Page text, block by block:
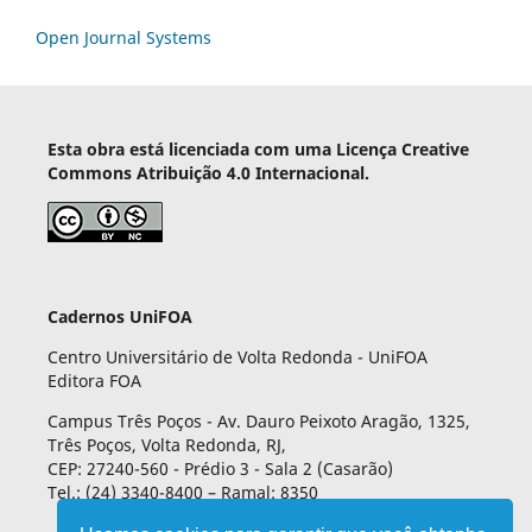
Open Journal Systems
Esta obra está licenciada com uma Licença Creative
Commons Atribuição 4.0 Internacional.
Cadernos UniFOA
Centro Universitário de Volta Redonda - UniFOA
Editora FOA
Campus Três Poços - Av. Dauro Peixoto Aragão, 1325,
Três Poços, Volta Redonda, RJ,
CEP: 27240-560 - Prédio 3 - Sala 2 (Casarão)
Tel.: (24) 3340-8400 – Ramal: 8350